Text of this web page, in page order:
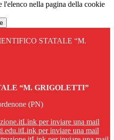
l'elenco nella pagina della cookie
STATALE “M.
“M. GRIGOLETTI”
(PN)
Link per inviare una mail
Link per inviare una mail